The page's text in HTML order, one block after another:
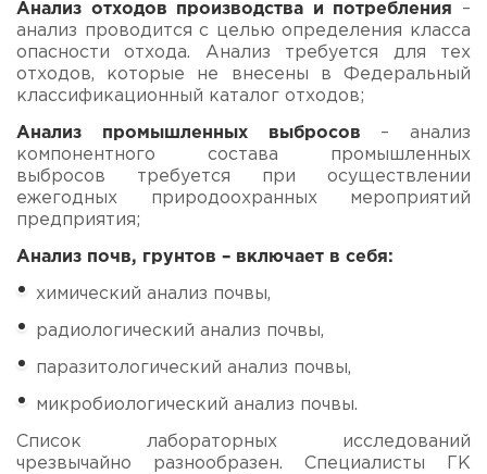
Анализ отходов производства и потребления
–
анализ проводится с целью определения класса
опасности отхода. Анализ требуется для тех
отходов, которые не внесены в Федеральный
классификационный каталог отходов;
Анализ промышленных выбросов
– анализ
компонентного состава промышленных
выбросов требуется при осуществлении
ежегодных природоохранных мероприятий
предприятия;
Анализ почв, грунтов – включает в себя:
химический анализ почвы,
радиологический анализ почвы,
паразитологический анализ почвы,
микробиологический анализ почвы.
Список лабораторных исследований
чрезвычайно разнообразен. Специалисты ГК